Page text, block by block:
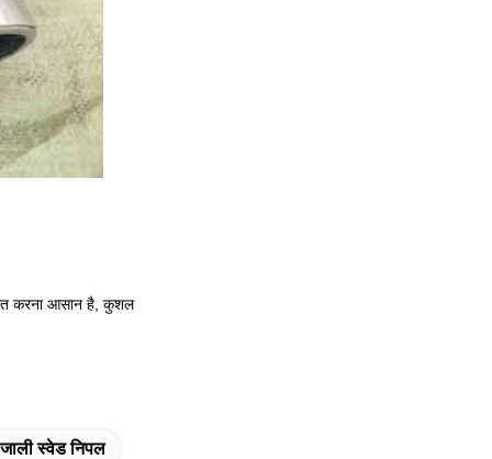
करना आसान है, कुशल
स्वेड निपल